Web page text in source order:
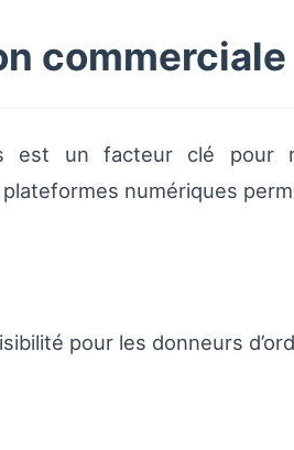
commerciale
est un facteur clé pour
plateformes numériques
pour les donneurs